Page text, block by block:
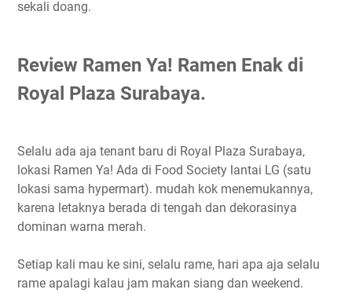
sekali doang.
Review Ramen Ya! Ramen Enak di
Royal Plaza Surabaya.
Selalu ada aja tenant baru di Royal Plaza Surabaya,
lokasi Ramen Ya! Ada di Food Society lantai LG (satu
lokasi sama hypermart). mudah kok menemukannya,
karena letaknya berada di tengah dan dekorasinya
dominan warna merah.
Setiap kali mau ke sini, selalu rame, hari apa aja selalu
rame apalagi kalau jam makan siang dan weekend.